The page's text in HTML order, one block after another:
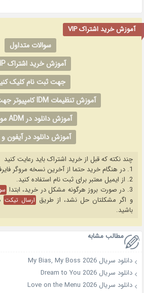
آموزش خرید اشتراک VIP
سوالات متداول
آموزش خرید اشتراک VIP
جهت ثبت نام کلیک
آموزش تنظیمات IDM کامپیوتر جهت دانلود VIP
آموزش دانلود در ADM موبایل
آموزش دانلود در آیفون و ios
چند نکته که قبل از خرید اشتراک باید رعایت کنید
1. در هنگام خرید حتما از آخرین نسخه مروگر فایرفاکس یا کروم استفاده کنید.
2. از ایمیل معتبر برای ثبت نام استفاده کنید.
3. در صورت بروز هرگونه مشکل در خرید، ابتدا
و اگر مشکلتان حل نشد، از طریق ارسال تیکت
باشید.
مطالب مشابه
دانلود سریال My Bias, My Boss 2026
دانلود سریال Dream to You 2026
دانلود سریال Love on the Menu 2026